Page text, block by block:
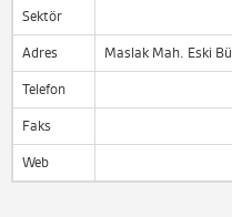
Sektör
Adres Maslak Mah. Eski
Telefon
Faks
Web